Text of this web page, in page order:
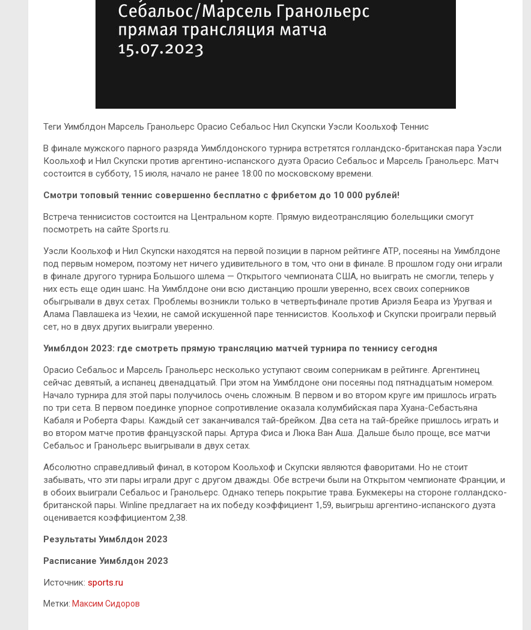
Теги Уимблдон Марсель Гранольерс Орасио Себальос Нил Скупски Уэсли Коольхоф Теннис
В финале мужского парного разряда Уимблдонского турнира встретятся голландско-британская пара Уэсли
Коольхоф и Нил Скупски против аргентино-испанского дуэта Орасио Себальос и Марсель Гранольерс. Матч
состоится в субботу, 15 июля, начало не ранее 18:00 по московскому времени.
Смотри топовый теннис совершенно бесплатно с фрибетом до 10 000 рублей!
Встреча теннисистов состоится на Центральном корте. Прямую видеотрансляцию болельщики смогут
посмотреть на сайте Sports.ru.
Уэсли Коольхоф и Нил Скупски находятся на первой позиции в парном рейтинге АТР, посеяны на Уимблдоне
под первым номером, поэтому нет ничего удивительного в том, что они в финале. В прошлом году они играли
в финале другого турнира Большого шлема — Открытого чемпионата США, но выиграть не смогли, теперь у
них есть еще один шанс. На Уимблдоне они всю дистанцию прошли уверенно, всех своих соперников
обыгрывали в двух сетах. Проблемы возникли только в четвертьфинале против Ариэля Беара из Уругвая и
Алама Павлашека из Чехии, не самой искушенной паре теннисистов. Коольхоф и Скупски проиграли первый
сет, но в двух других выиграли уверенно.
Уимблдон 2023: где смотреть прямую трансляцию матчей турнира по теннису сегодня
Орасио Себальос и Марсель Гранольерс несколько уступают своим соперникам в рейтинге. Аргентинец
сейчас девятый, а испанец двенадцатый. При этом на Уимблдоне они посеяны под пятнадцатым номером.
Начало турнира для этой пары получилось очень сложным. В первом и во втором круге им пришлось играть
по три сета. В первом поединке упорное сопротивление оказала колумбийская пара Хуана-Себастьяна
Кабаля и Роберта Фары. Каждый сет заканчивался тай-брейком. Два сета на тай-брейке пришлось играть и
во втором матче против французской пары. Артура Фиса и Люка Ван Аша. Дальше было проще, все матчи
Себальос и Гранольерс выигрывали в двух сетах.
Абсолютно справедливый финал, в котором Коольхоф и Скупски являются фаворитами. Но не стоит
забывать, что эти пары играли друг с другом дважды. Обе встречи были на Открытом чемпионате Франции, и
в обоих выиграли Себальос и Гранольерс. Однако теперь покрытие трава. Букмекеры на стороне голландско-
британской пары. Winline предлагает на их победу коэффициент 1,59, выигрыш аргентино-испанского дуэта
оценивается коэффициентом 2,38.
Результаты Уимблдон 2023
Расписание Уимблдон 2023
Источник: sports.ru
Метки: Максим Сидоров